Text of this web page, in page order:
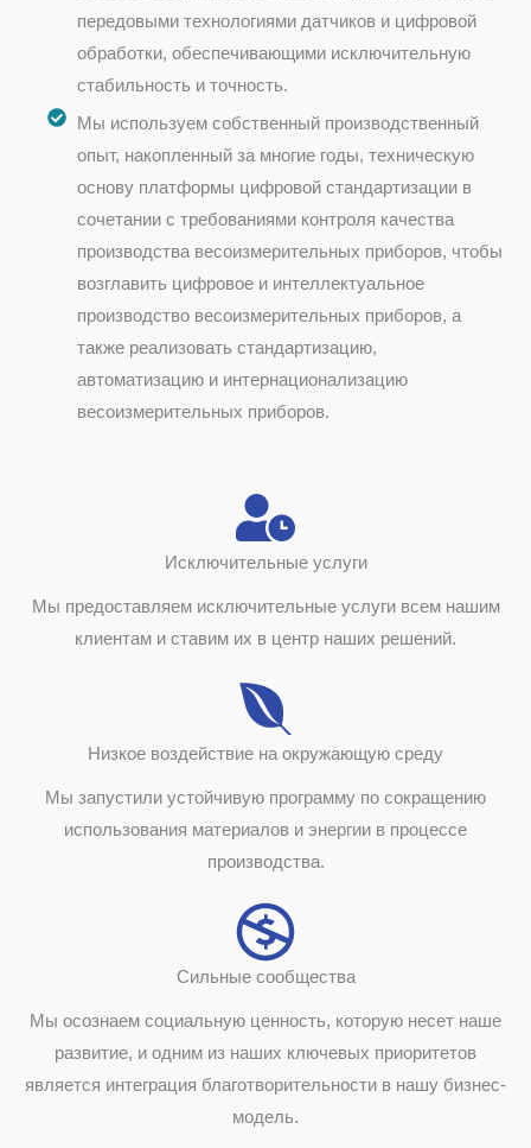
передовыми технологиями датчиков и цифровой
обработки, обеспечивающими исключительную
стабильность и точность.
Мы используем собственный производственный
опыт, накопленный за многие годы, техническую
основу платформы цифровой стандартизации в
сочетании с требованиями контроля качества
производства весоизмерительных приборов, чтобы
возглавить цифровое и интеллектуальное
производство весоизмерительных приборов, а
также реализовать стандартизацию,
автоматизацию и интернационализацию
весоизмерительных приборов.
Исключительные услуги
Мы предоставляем исключительные услуги всем нашим
клиентам и ставим их в центр наших решений.
Низкое воздействие на окружающую среду
Мы запустили устойчивую программу по сокращению
использования материалов и энергии в процессе
производства.
Сильные сообщества
Мы осознаем социальную ценность, которую несет наше
развитие, и одним из наших ключевых приоритетов
является интеграция благотворительности в нашу бизнес-
модель.